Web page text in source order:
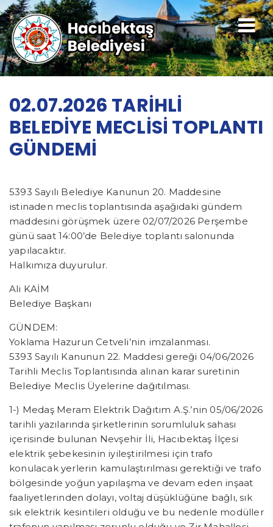
02.07.2026 TARİHLİ
BELEDİYE MECLİSİ TOPLANTI
GÜNDEMİ
5393 Sayılı Belediye Kanunun 20. Maddesine
istinaden meclis toplantısında aşağıdaki gündem
maddesini görüşmek üzere 02/07/2026 Perşembe
günü saat 14:00’de Belediye toplantı salonunda
yapılacaktır.
Halkımıza duyurulur.
Ali KAİM
Belediye Başkanı
GÜNDEM:
Yoklama Hazurun Cetveli’nin imzalanması.
5393 Sayılı Kanunun 22. Maddesi gereği 04/06/2026
Tarihli Meclis Toplantısında alınan karar suretinin
Belediye Meclis Üyelerine dağıtılması.
1-) Medaş Meram Elektrik Dağıtım A.Ş.’nin 05/06/2026
tarihli yazılarında şirketlerinin sorumluluk sahası
içerisinde bulunan Nevşehir İli, Hacıbektaş İlçesi
elektrik şebekesinin iyileştirilmesi için trafo
konulacak yerlerin kamulaştırılması gerektiği ve trafo
bölgesinde yoğun yapılaşma ve devam eden inşaat
faaliyetlerinden dolayı, voltaj düşüklüğüne bağlı, sık
sık elektrik kesintileri olduğu ve bu nedenle modüller